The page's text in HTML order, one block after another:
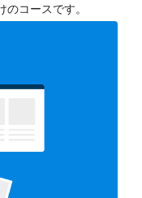
を行います。
ョップデザインを
コースです。